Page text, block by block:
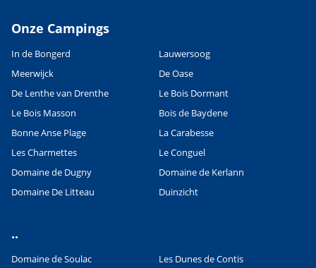
Onze Campings
In de Bongerd
Lauwersoog
Meerwijck
De Oase
De Lenthe van Drenthe
Le Bois Dormant
Le Bois Masson
Bois de Baydene
Bonne Anse Plage
La Carabesse
Les Charmettes
Le Conguel
Domaine de Dugny
Domaine de Kerlann
Domaine De Litteau
Duinzicht
..
Domaine de Soulac
Les Dunes de Contis